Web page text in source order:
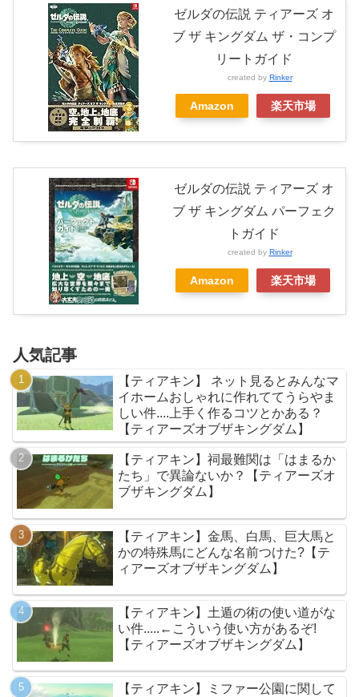
ゼルダの伝説 ティアーズ オ
ブ ザ キングダム ザ・コンプ
リートガイド
created by Rinker
Amazon 楽天市場
ゼルダの伝説 ティアーズ オ
ブ ザ キングダム パーフェク
トガイド
created by Rinker
Amazon 楽天市場
人気記事
【ティアキン】 ネット見るとみんなマ
イホームおしゃれに作れててうらやま
しい件....上手く作るコツとかある？
【ティアーズオブザキングダム】
【ティアキン】祠最難関は「はまるか
たち」で異論ないか？【ティアーズオ
ブザキングダム】
【ティアキン】金馬、白馬、巨大馬と
かの特殊馬にどんな名前つけた?【テ
ィアーズオブザキングダム】
【ティアキン】土遁の術の使い道がな
い件.....←こういう使い方があるぞ!
【ティアーズオブザキングダム】
【ティアキン】ミファー公園に関して